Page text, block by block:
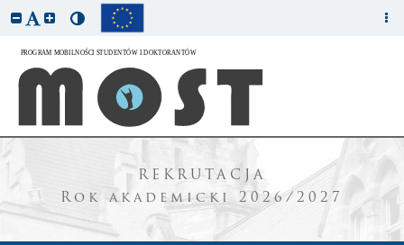
REKRUTACJA
Rok akademicki 2026/2027